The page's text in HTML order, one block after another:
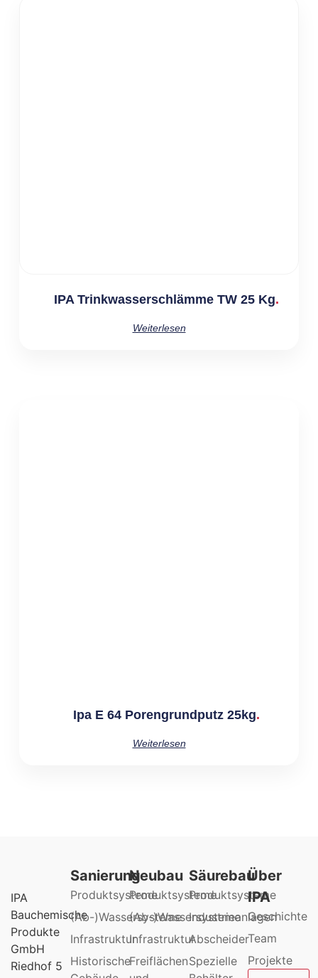
IPA Trinkwasserschlämme TW 25 Kg
Weiterlesen
Ipa E 64 Porengrundputz 25kg
Weiterlesen
IPA
Bauchemische
Produkte
GmbH
Riedhof 5
Sanierung
Produktsysteme
(Ab-)Wassersysteme
Infrastruktur
Historische
Neubau
Produktsysteme
(Ab-)Wassersysteme
Infrastruktur
Freiflächen
Säurebau
Produktsysteme
Industrieanlagen
Abscheider
Spezielle
Über
IPA
Geschichte
Team
Projekte